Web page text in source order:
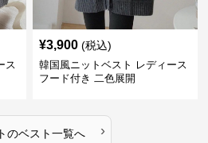
ス
¥3,900 (税込)
韓国風ニットベスト レディース
フード付き 二色展開
のベスト一覧へ ›